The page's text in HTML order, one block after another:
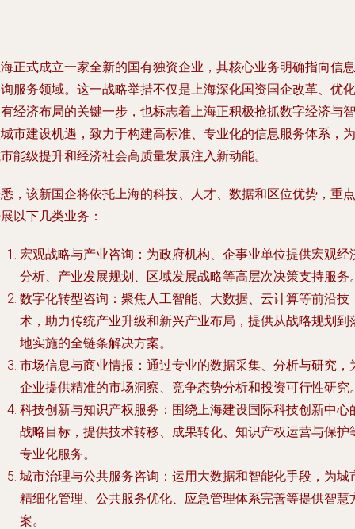
正式成立一家全新的国有独资企业，其核心业务明确指向信息
服务领域。这一战略举措不仅是上海深化国资国企改革、优化
经济布局的关键一步，也标志着上海正积极抢抓数字经济与智
市建设机遇，致力于构建高标准、专业化的信息服务体系，为
能级提升和经济社会高质量发展注入新动能。
，该新国企将依托上海的科技、人才、数据和区位优势，重点
以下几类业务：
宏观战略与产业咨询 ：为政府机构、企事业单位提供宏观经
分析、产业发展规划、区域发展战略等高层次决策支持服务
数字化转型咨询 ：聚焦人工智能、大数据、云计算等前沿技
术，助力传统产业升级和新兴产业布局，提供从战略规划到
地实施的全链条解决方案。
市场信息与商业情报 ：通过专业的数据采集、分析与研究，
企业提供精准的市场洞察、竞争态势分析和投资可行性研究
科技创新与知识产权服务 ：围绕上海建设国际科技创新中心
战略目标，提供技术转移、成果转化、知识产权运营与保护
专业化服务。
城市治理与公共服务咨询 ：运用大数据和智能化手段，为城
精细化管理、公共服务优化、应急管理体系完善等提供智慧
案。